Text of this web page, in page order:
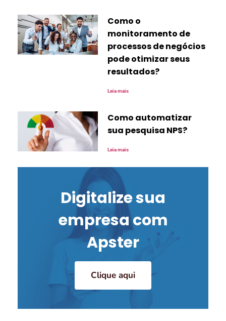
Como o
monitoramento de
processos de negócios
pode otimizar seus
resultados?
Leia mais
Como automatizar
sua pesquisa NPS?
Leia mais
Digitalize sua
empresa com
Apster
Clique aqui